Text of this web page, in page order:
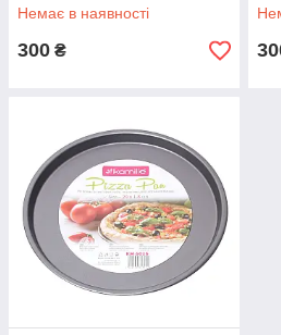
Немає в наявності
300 ₴